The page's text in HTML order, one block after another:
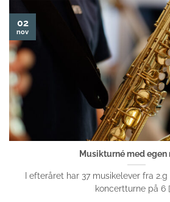
Musikturné med egen
I efteråret har 37 musikelever fra
koncertturne på 6
02
nov